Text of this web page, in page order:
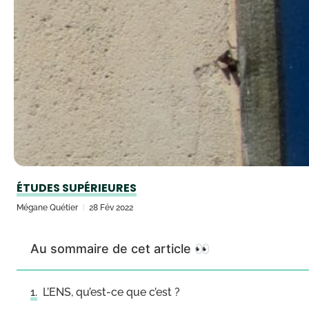
ÉTUDES SUPÉRIEURES
Mégane Quétier 28 Fév 2022
Au sommaire de cet article 👀
L’ENS, qu’est-ce que c’est ?